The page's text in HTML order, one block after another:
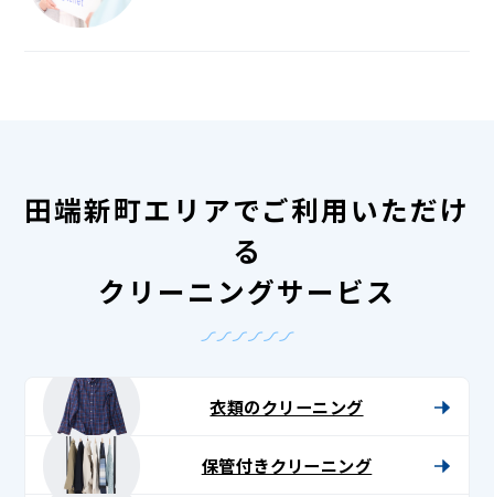
田端新町エリアでご利用いただけ
る
クリーニングサービス
衣類のクリーニング
保管付きクリーニング